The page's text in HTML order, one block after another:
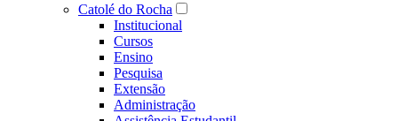
Catolé do Rocha
Institucional
Cursos
Ensino
Pesquisa
Extensão
Administração